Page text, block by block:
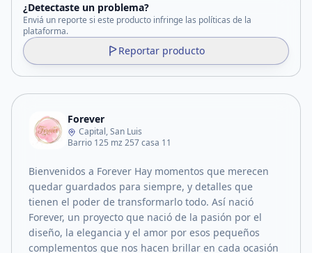
¿Detectaste un problema?
Enviá un reporte si este producto infringe las políticas de la
plataforma.
Reportar producto
Forever
Capital, San Luis
Barrio 125 mz 257 casa 11
Bienvenidos a Forever Hay momentos que merecen
quedar guardados para siempre, y detalles que
tienen el poder de transformarlo todo. Así nació
Forever, un proyecto que nació de la pasión por el
diseño, la elegancia y el amor por esos pequeños
complementos que nos hacen brillar en cada ocasión